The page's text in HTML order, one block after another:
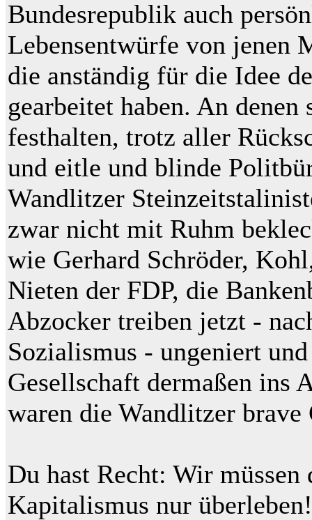
Bundesrepublik auch
Lebensentwürfe von jenen
die anständig für die Idee
gearbeitet haben. An denen
festhalten, trotz aller
und eitle und blinde
Wandlitzer
zwar nicht mit Ruhm
wie Gerhard Schröder,
Nieten der FDP, die
Abzocker treiben jetzt -
Sozialismus - ungeniert
Gesellschaft dermaßen ins
waren die Wandlitzer brave
Du hast Recht: Wir müssen
Kapitalismus nur